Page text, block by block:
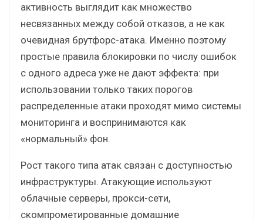
активность выглядит как множество
несвязанных между собой отказов, а не как
очевидная брутфорс-атака. Именно поэтому
простые правила блокировки по числу ошибок
с одного адреса уже не дают эффекта: при
использовании только таких порогов
распределенные атаки проходят мимо системы
мониторинга и воспринимаются как
«нормальный» фон.
Рост такого типа атак связан с доступностью
инфраструктуры. Атакующие используют
облачные серверы, прокси-сети,
скомпрометированные домашние